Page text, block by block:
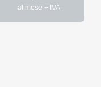
al mese + IVA